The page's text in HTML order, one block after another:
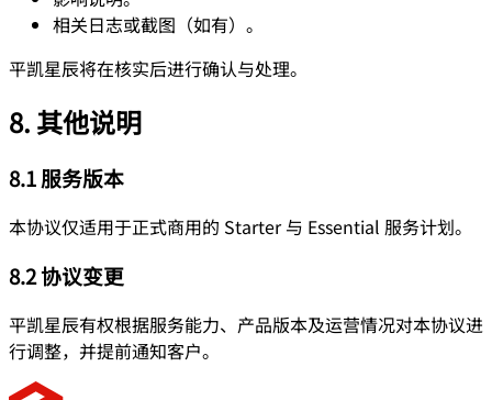
相关日志或截图（如有）。
平凯星辰将在核实后进行确认与处理。
8. 其他说明
8.1 服务版本
本协议仅适用于正式商用的 Starter 与 Essential 服务计划。
8.2 协议变更
平凯星辰有权根据服务能力、产品版本及运营情况对本协议进
行调整，并提前通知客户。